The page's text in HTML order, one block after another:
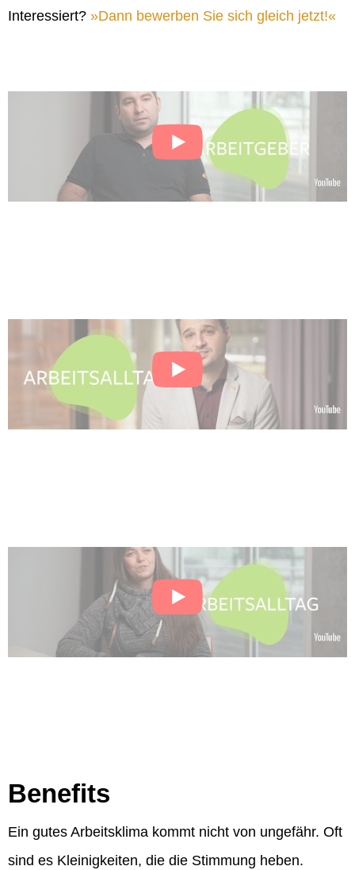
Interessiert? Dann bewerben Sie sich gleich jetzt!
Benefits
Ein gutes Arbeitsklima kommt nicht von ungefähr. Oft
sind es Kleinigkeiten, die die Stimmung heben.